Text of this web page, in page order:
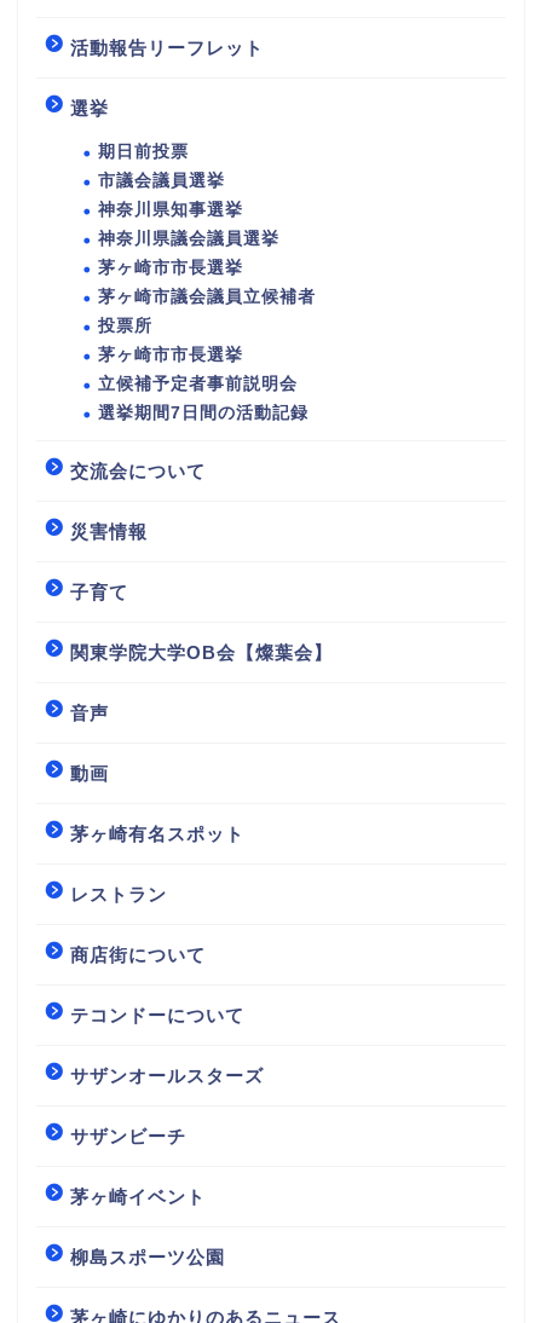
活動報告リーフレット
選挙
期日前投票
市議会議員選挙
神奈川県知事選挙
神奈川県議会議員選挙
茅ヶ崎市市長選挙
茅ヶ崎市議会議員立候補者
投票所
茅ヶ崎市市長選挙
立候補予定者事前説明会
選挙期間7日間の活動記録
交流会について
災害情報
子育て
関東学院大学OB会【燦葉会】
音声
動画
茅ヶ崎有名スポット
レストラン
商店街について
テコンドーについて
サザンオールスターズ
サザンビーチ
茅ヶ崎イベント
柳島スポーツ公園
茅ヶ崎にゆかりのあるニュース